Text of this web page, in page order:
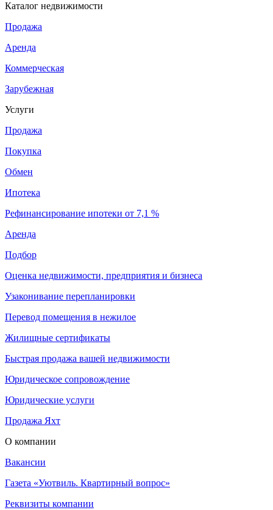
Каталог недвижимости
Продажа
Аренда
Коммерческая
Зарубежная
Услуги
Продажа
Покупка
Обмен
Ипотека
Рефинансирование ипотеки от 7,1 %
Аренда
Подбор
Оценка недвижимости, предприятия и бизнеса
Узаконивание перепланировки
Перевод помещения в нежилое
Жилищные сертификаты
Быстрая продажа вашей недвижимости
Юридическое сопровождение
Юридические услуги
Продажа Яхт
О компании
Вакансии
Газета «Уютвиль. Квартирный вопрос»
Реквизиты компании